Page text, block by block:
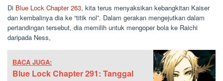
Di Blue Lock Chapter 263, kita terus menyaksikan kebangkitan Kaiser
dan kembalinya dia ke “titik nol”. Dalam gerakan mengejutkan dalam
pertandingan tersebut, dia memilih untuk mengoper bola ke Raichi
daripada Ness,
BACA JUGA:
Blue Lock Chapter 291: Tanggal